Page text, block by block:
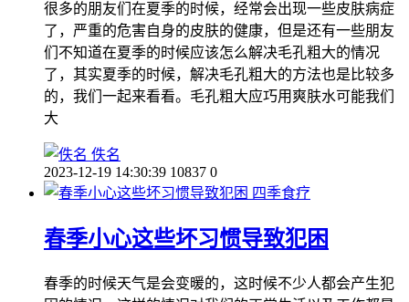
很多的朋友们在夏季的时候，经常会出现一些皮肤病症
了，严重的危害自身的皮肤的健康，但是还有一些朋友
们不知道在夏季的时候应该怎么解决毛孔粗大的情况
了，其实夏季的时候，解决毛孔粗大的方法也是比较多
的，我们一起来看看。毛孔粗大应巧用爽肤水可能我们
大
佚名
2023-12-19 14:30:39 10837 0
四季食疗
春季小心这些坏习惯导致犯困
春季的时候天气是会变暖的，这时候不少人都会产生犯